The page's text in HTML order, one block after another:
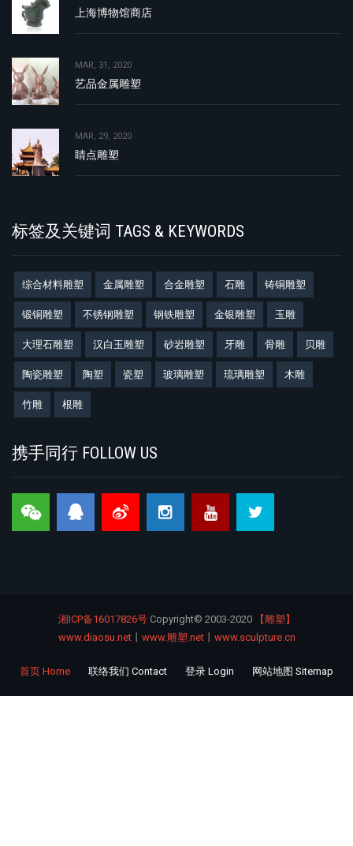
上海博物馆商店
MAR, 31, 2020
艺品金属雕塑
MAR, 29, 2020
睛点雕塑
标签及关键词 TAGS & KEYWORDS
综合材料雕塑 金属雕塑 合金雕塑 石雕 铸铜雕塑
锻铜雕塑 不锈钢雕塑 钢铁雕塑 金银雕塑 玉雕
大理石雕塑 汉白玉雕塑 砂岩雕塑 牙雕 骨雕 贝雕
陶瓷雕塑 陶塑 瓷塑 玻璃雕塑 琉璃雕塑 木雕
竹雕 根雕
携手同行 FOLLOW US
湘ICP备16017826号Copyright© 2003-2020
【雕塑】
www.diaosu.net丨 www.雕塑.net丨 www.sculpture.cn
首页 Home 联络我们 Contact 登录 Login 网站地图 Sitemap